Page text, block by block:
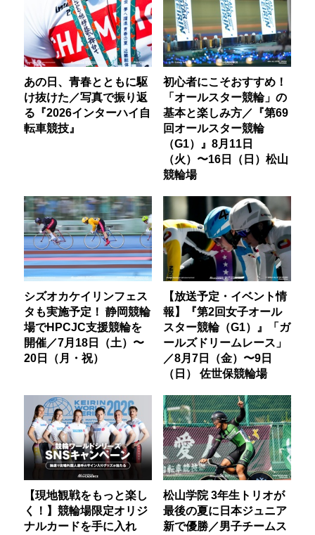
あの日、青春とともに駆
け抜けた／写真で振り返
る『2026インターハイ自
転車競技』
初心者にこそおすすめ！
「オールスター競輪」の
基本と楽しみ方／『第69
回オールスター競輪
（G1）』8月11日
（火）〜16日（日）松山
競輪場
シズオカケイリンフェス
タも実施予定！ 静岡競輪
場でHPCJC支援競輪を
開催／7月18日（土）〜
20日（月・祝）
【放送予定・イベント情
報】『第2回女子オール
スター競輪（G1）』「ガ
ールズドリームレース」
／8月7日（金）〜9日
（日） 佐世保競輪場
【現地観戦をもっと楽し
く！】競輪場限定オリジ
ナルカードを手に入れ
松山学院 3年生トリオが
最後の夏に日本ジュニア
新で優勝／男子チームス